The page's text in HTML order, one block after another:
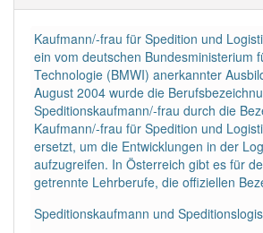
Wörter mit Endung-
einem anderen Artikelder: 0
82% unserer Spielapp-Nutzer haben
korrekt erraten.
Kaufmann/-frau für Spedition und
ein vom deutschen Bundesministerium
Technologie (BMWI) anerkannter
August 2004 wurde die
Speditionskaufmann/-frau durch die
Kaufmann/-frau für Spedition und
ersetzt, um die Entwicklungen in der
aufzugreifen. In Österreich gibt es für
getrennte Lehrberufe, die offiziellen
Speditionskaufmann und